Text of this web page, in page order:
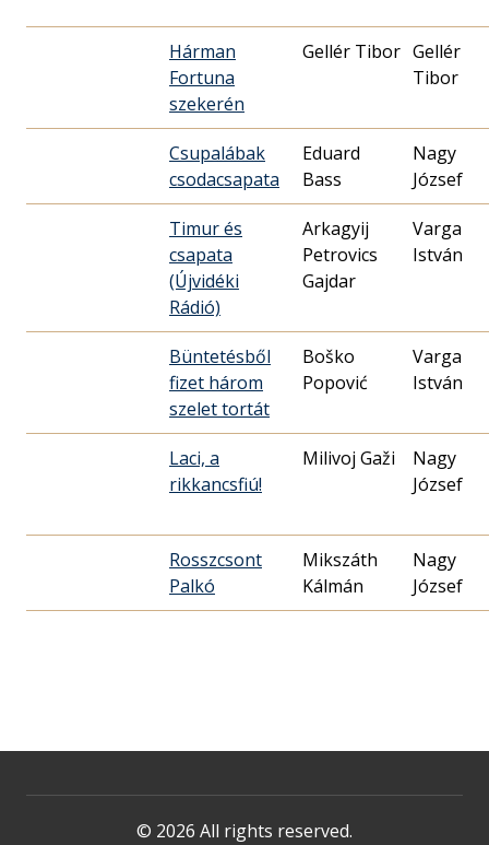
Hárman
Fortuna
szekerén
Gellér Tibor Gellér
Tibor
Csupalábak
csodacsapata
Eduard
Bass
Nagy
József
Timur és
csapata
(Újvidéki
Rádió)
Arkagyij
Petrovics
Varga
István
Büntetésből
fizet három
szelet tortát
Boško
Popović
Varga
István
Laci, a
rikkancsfiú!
Milivoj Gaži
Nagy
József
Rosszcsont
Palkó
Mikszáth
Kálmán
Nagy
József
© 2026 All rights reserved.